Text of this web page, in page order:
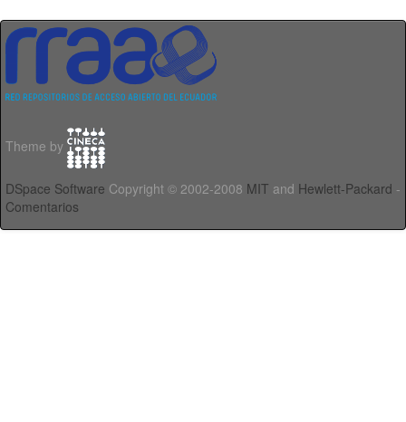
Theme by
DSpace Software Copyright © 2002-2008 MIT and Hewlett-Packard -
Comentarios